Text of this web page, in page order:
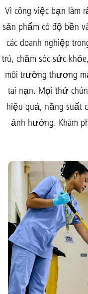
Việt Nam
Thái Lan
Singapore
Mã Lai
Indonesia
Đài Loan
Vì công việc bạn làm
sản phẩm có độ bền
các doanh nghiệp
trú, chăm sóc sức
môi trường thương
tai nạn. Mọi thứ
hiệu quả, năng suất
ảnh hưởng. Khám
LAU SẠCH
THỂ
Các công cụ giúp
hơn với ít rủi ro
cây lau
WaveBrake® của
ra môi trường